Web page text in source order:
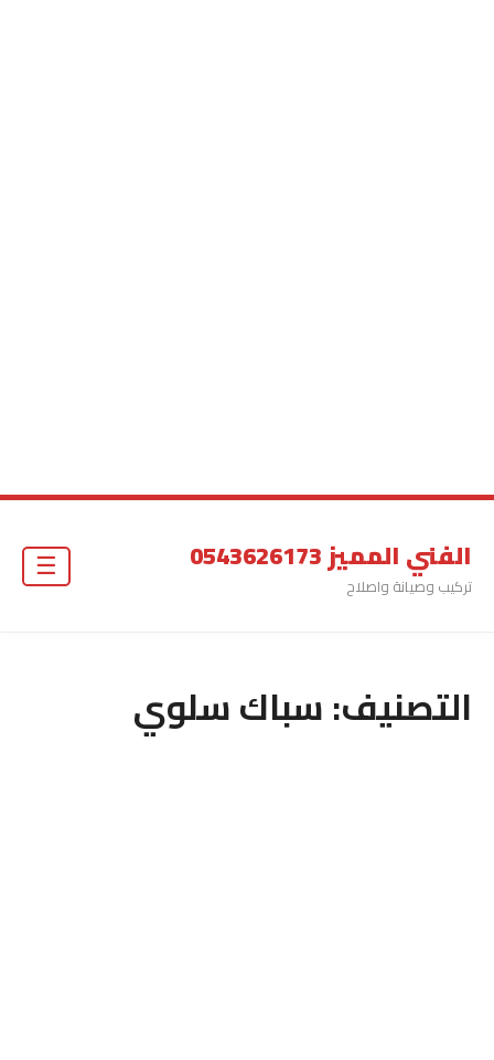
الفني المميز 0543626173
تركيب وصيانة واصلاح
التصنيف:سباك سلوي